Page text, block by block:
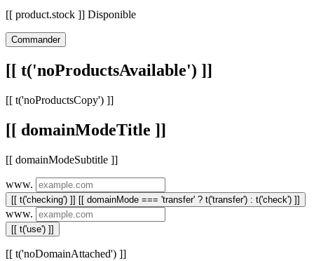
[[ product.stock ]] Disponible
Commander
[[ t('noProductsAvailable') ]]
[[ t('noProductsCopy') ]]
[[ domainModeTitle ]]
[[ domainModeSubtitle ]]
www.
[[ t('checking') ]] [[ domainMode === 'transfer' ? t('transfer') : t('check') ]]
www.
[[ t('use') ]]
[[ t('noDomainAttached') ]]